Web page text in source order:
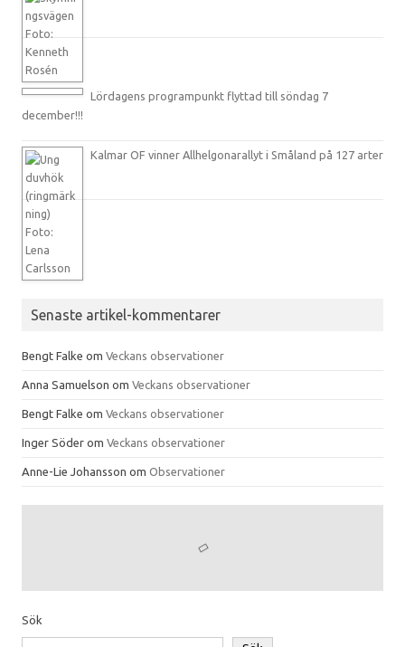
Lördagens programpunkt flyttad till söndag 7
december!!!
Kalmar OF vinner Allhelgonarallyt i Småland på 127 arter
Senaste artikel-kommentarer
Bengt Falke om Veckans observationer
Anna Samuelson om Veckans observationer
Bengt Falke om Veckans observationer
Inger Söder om Veckans observationer
Anne-Lie Johansson om Observationer
Sök